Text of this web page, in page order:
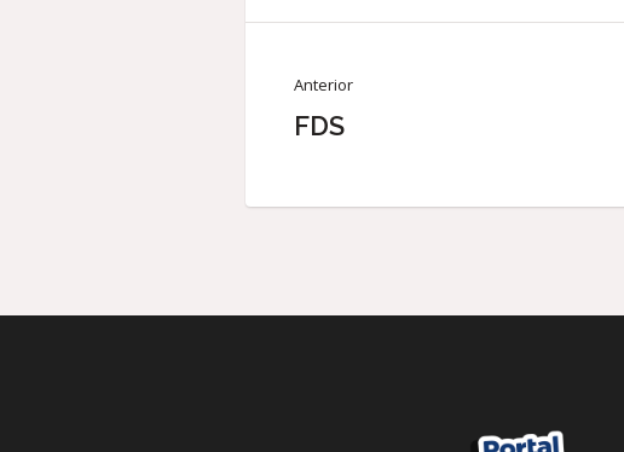
Anterior
FDS